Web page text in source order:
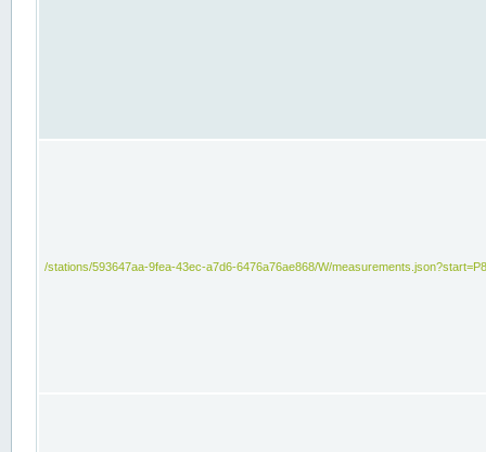
/stations/593647aa-9fea-43ec-a7d6-6476a76ae868/W/